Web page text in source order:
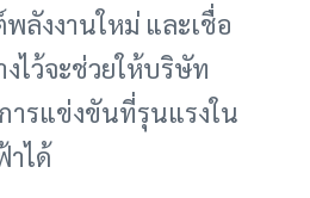
ลังงานใหม่ และเชื่อ
ไว้จะช่วยให้บริษัท
ารแข่งขันที่รุนแรงใน
าได้